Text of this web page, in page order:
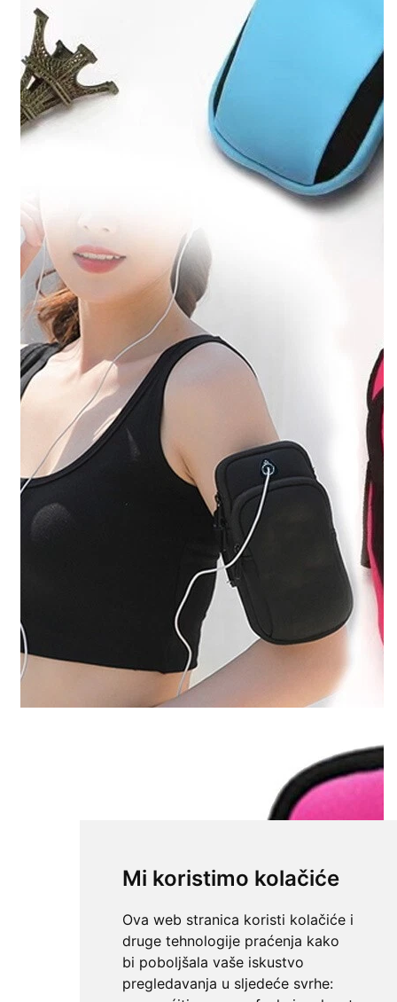
Mi koristimo kolačiće
Ova web stranica koristi kolačiće i
druge tehnologije praćenja kako
bi poboljšala vaše iskustvo
pregledavanja u sljedeće svrhe: